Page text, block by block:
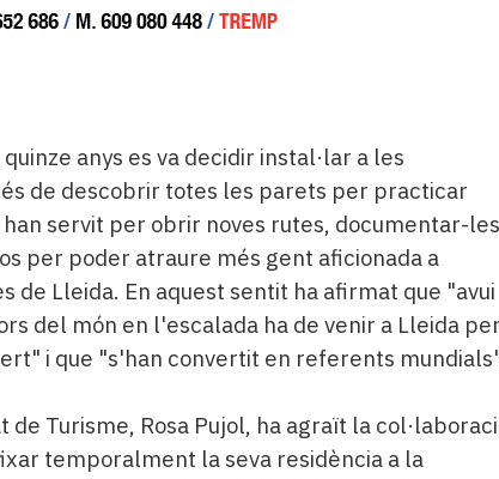
anys es va decidir instal·lar a les
de descobrir totes les parets per practicar
servit per obrir noves rutes, documentar-
per poder atraure més gent aficionada a
de Lleida. En aquest sentit ha afirmat que "avui
del món en l'escalada ha de venir a Lleida per
i que "s'han convertit en referents
Turisme, Rosa Pujol, ha agraït la
temporalment la seva residència a la